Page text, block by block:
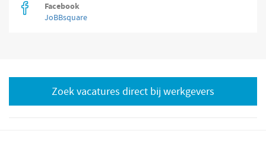
Facebook
JoBBsquare
Zoek vacatures direct bij werkgevers